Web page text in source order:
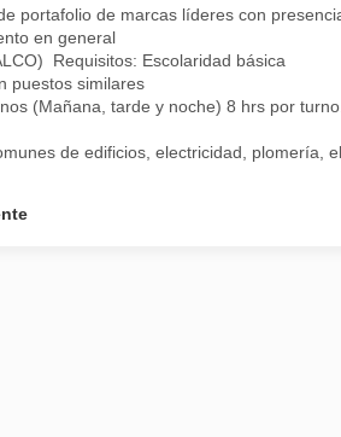
portafolio de marcas líderes con
en general
Requisitos: Escolaridad básica
puestos similares
(Mañana, tarde y noche) 8 hrs por turno.
de edificios, electricidad, plomería,